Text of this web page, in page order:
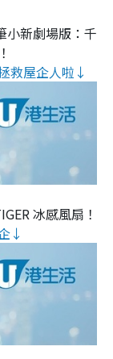
小新劇場版：千
救屋企人啦↓
冰感風扇！
↓